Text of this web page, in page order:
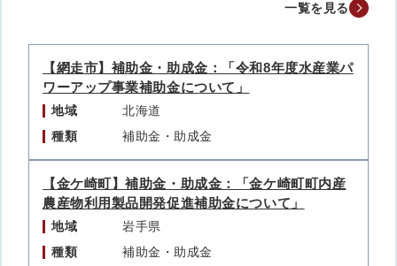
一覧を見る
【網走市】補助金・助成金：「令和8年度水産業パ
ワーアップ事業補助金について」
地域
北海道
種類
補助金・助成金
【金ケ崎町】補助金・助成金：「金ケ崎町町内産
農産物利用製品開発促進補助金について」
地域
岩手県
種類
補助金・助成金